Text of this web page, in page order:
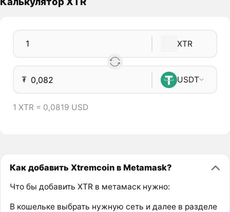
XTR
₮ USDT
1 XTR = 0,0819 USD
Как добавить Xtremcoin в Metamask?
Что бы добавить XTR в метамаск нужно:
В кошельке выбрать нужную сеть и далее в разделе